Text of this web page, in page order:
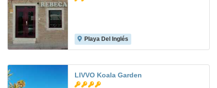
Playa Del Inglés
LIVVO Koala Garden